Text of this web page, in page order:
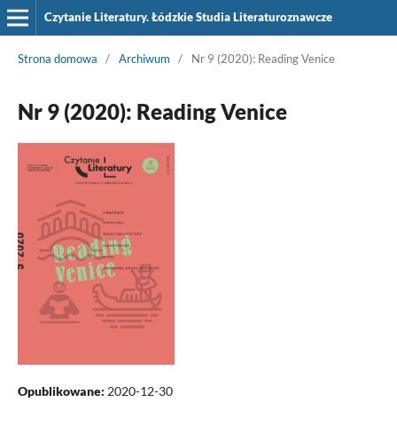
Czytanie Literatury. Łódzkie Studia Literaturoznawcze
Strona domowa / Archiwum / Nr 9 (2020): Reading Venice
Nr 9 (2020): Reading Venice
Opublikowane: 2020-12-30